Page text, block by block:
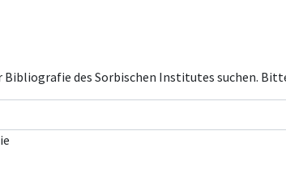
des Sorbischen Institutes suchen.